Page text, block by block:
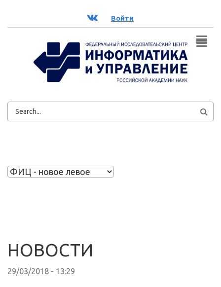
ВК Войти
ФОРМА
НОВОСТИ
29/03/2018 - 13:29